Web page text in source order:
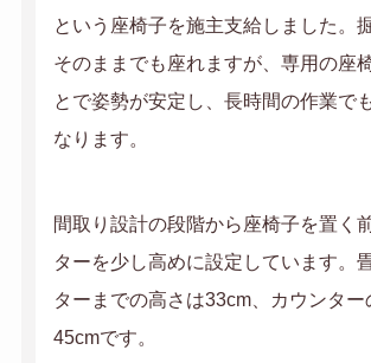
という座椅子を施主支給しました。
そのままでも座れますが、専用の座
とで姿勢が安定し、長時間の作業で
なります。
間取り設計の段階から座椅子を置く
ターを少し高めに設定しています。
ターまでの高さは33cm、カウンター
45cmです。